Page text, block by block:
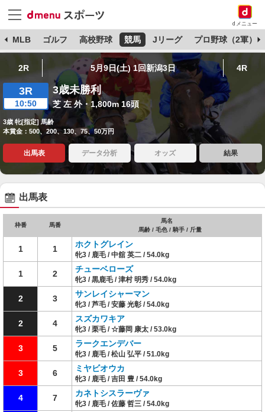
dメニュー
MLB ゴルフ 高校野球 競馬 Jリーグ プロ野球（2軍）
2R 5月9日(土) 1回新潟3日 4R
3R
10:50
3歳未勝利
芝 左 外・1,800m 16頭
3歳 牝[指定] 馬齢
本賞金：500、200、130、75、50万円
出馬表 データ分析 オッズ 結果
出馬表
枠番 馬番
馬名
馬齢 / 毛色 / 騎手 / 斤量
1 1 ホクトグレイン
牝3 / 鹿毛 / 中舘 英二 / 54.0kg
1 2 チューベローズ
牝3 / 黒鹿毛 / 津村 明秀 / 54.0kg
2 3 サンレイシャーマン
牝3 / 芦毛 / 安藤 光彰 / 54.0kg
2 4 スズカワキア
牝3 / 栗毛 / ☆藤岡 康太 / 53.0kg
3 5 ラークエンデバー
牝3 / 鹿毛 / 松山 弘平 / 51.0kg
3 6 ミヤビオウカ
牝3 / 鹿毛 / 吉田 豊 / 54.0kg
4 7 カネトシスラーヴァ
牝3 / 鹿毛 / 佐藤 哲三 / 54.0kg